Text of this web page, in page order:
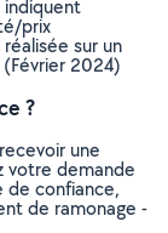
indiquent
prix
sur un
2024)
?
une
votre demande
de confiance,
de ramonage -